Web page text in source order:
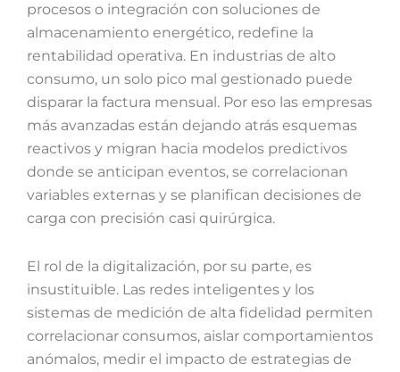
procesos o integración con soluciones de
almacenamiento energético, redefine la
rentabilidad operativa. En industrias de alto
consumo, un solo pico mal gestionado puede
disparar la factura mensual. Por eso las empresas
más avanzadas están dejando atrás esquemas
reactivos y migran hacia modelos predictivos
donde se anticipan eventos, se correlacionan
variables externas y se planifican decisiones de
carga con precisión casi quirúrgica.
El rol de la digitalización, por su parte, es
insustituible. Las redes inteligentes y los
sistemas de medición de alta fidelidad permiten
correlacionar consumos, aislar comportamientos
anómalos, medir el impacto de estrategias de